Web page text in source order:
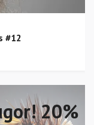
20%
#12